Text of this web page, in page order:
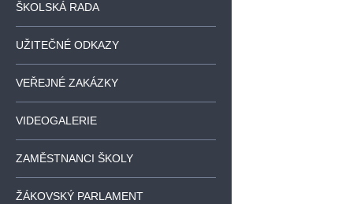
ŠKOLSKÁ RADA
UŽITEČNÉ ODKAZY
VEŘEJNÉ ZAKÁZKY
VIDEOGALERIE
ZAMĚSTNANCI ŠKOLY
ŽÁKOVSKÝ PARLAMENT